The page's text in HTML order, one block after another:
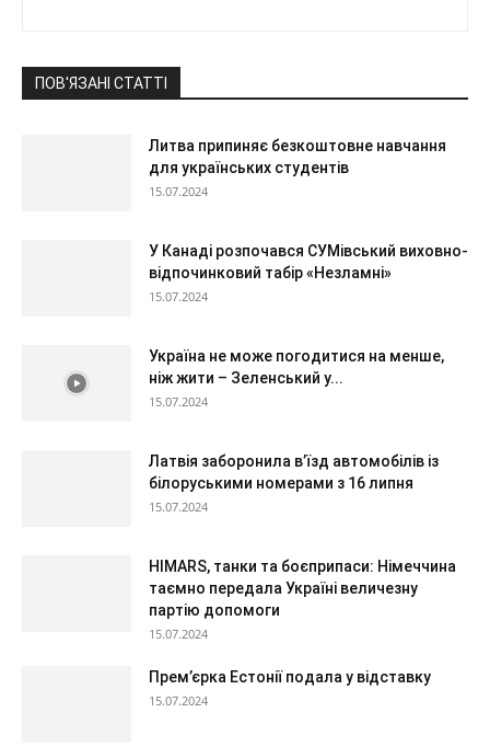
ПОВ'ЯЗАНІ СТАТТІ
Литва припиняє безкоштовне навчання
для українських студентів
15.07.2024
У Канаді розпочався СУМівський виховно-
відпочинковий табір «Незламні»
15.07.2024
Україна не може погодитися на менше,
ніж жити – Зеленський у...
15.07.2024
Латвія заборонила в’їзд автомобілів із
білоруськими номерами з 16 липня
15.07.2024
HIMARS, танки та боєприпаси: Німеччина
таємно передала Україні величезну
партію допомоги
15.07.2024
Прем’єрка Естонії подала у відставку
15.07.2024